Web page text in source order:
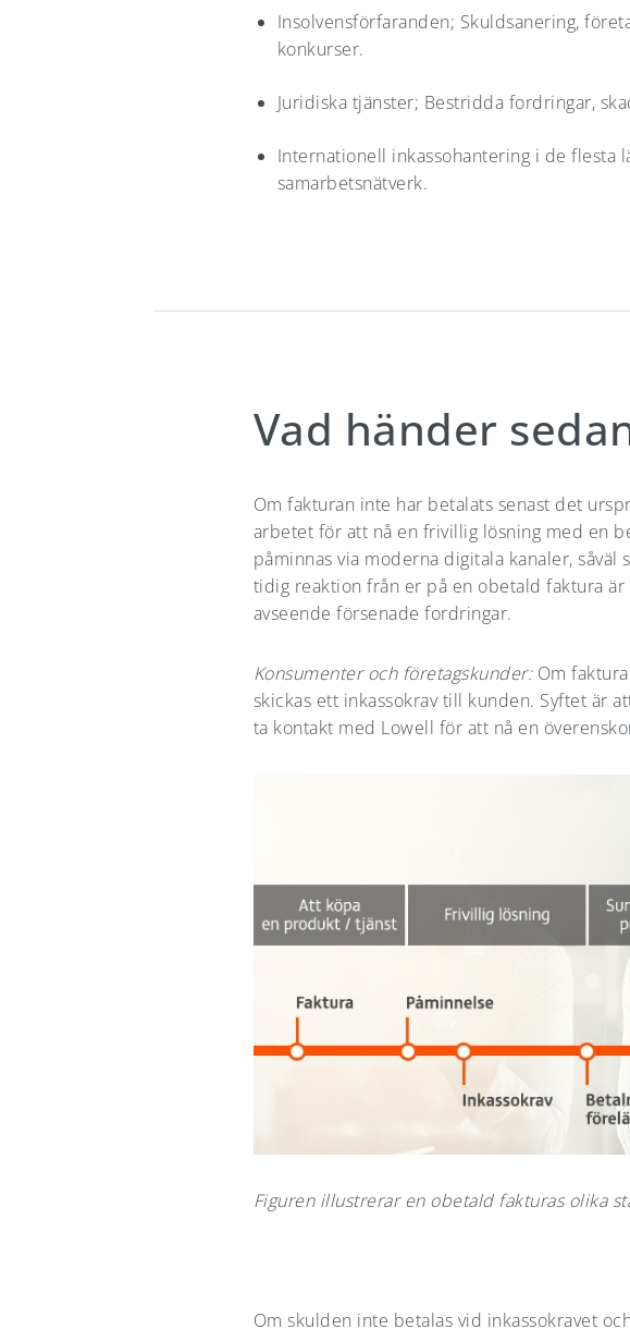
Insolvensförfaranden; Skuldsanering,
konkurser.
Juridiska tjänster; Bestridda fordringar,
Internationell inkassohantering i de flesta
samarbetsnätverk.
Vad händer
Om fakturan inte har betalats senast det
arbetet för att nå en frivillig lösning med en
påminnas via moderna digitala kanaler, såväl
tidig reaktion från er på en obetald faktura
avseende försenade fordringar.
Konsumenter och företagskunder:Om
skickas ett inkassokrav till kunden. Syftet är
ta kontakt med Lowell för att nå en
Figuren illustrerar en obetald fakturas olika
Om skulden inte betalas vid inkassokravet